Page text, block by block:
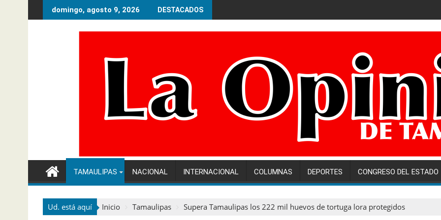
al
domingo, agosto 9, 2026 DESTACADOS
TAMAULIPAS NACIONAL INTERNACIONAL COLUMNAS DEPORTES CONGRESO DEL ESTADO
Ud. está aquí Inicio Tamaulipas Supera Tamaulipas los 222 mil huevos de tortuga lora protegidos